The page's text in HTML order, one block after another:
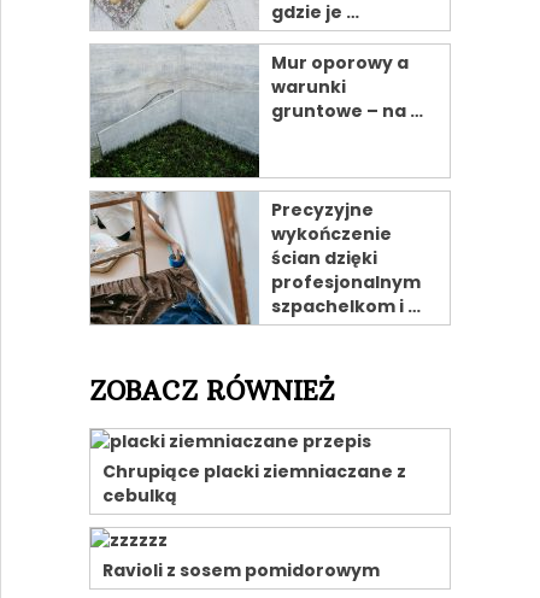
gdzie je …
Mur oporowy a
warunki
gruntowe – na …
Precyzyjne
wykończenie
ścian dzięki
profesjonalnym
szpachelkom i …
ZOBACZ RÓWNIEŻ
Chrupiące placki ziemniaczane z
cebulką
Ravioli z sosem pomidorowym